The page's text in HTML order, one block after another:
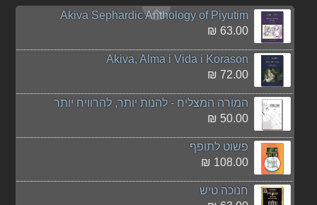
Akiva Sephardic Anthology of Piyutim
63.00 ₪
Akiva, Alma i Vida i Korason
72.00 ₪
המורה המצליח - להנות יותר, להרוויח יותר
50.00 ₪
פשוט לתופף
108.00 ₪
חנוכה טיש